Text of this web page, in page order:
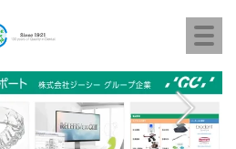
社
ジ
ー
シ